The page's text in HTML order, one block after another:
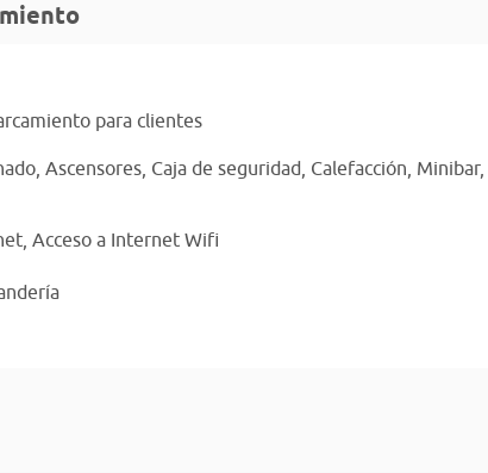
para clientes
Ascensores, Caja de seguridad, Calefacción, Minibar,
Acceso a Internet Wifi